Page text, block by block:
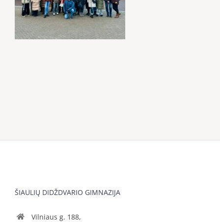
ŠIAULIŲ DIDŽDVARIO GIMNAZIJA
Vilniaus g. 188,